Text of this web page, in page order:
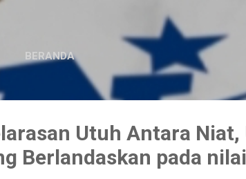
Langsung ke konten utama
BERANDA
Utuh Antara Niat,
Berlandaskan pada